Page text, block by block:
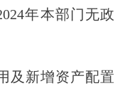
年本部门无政
及新增资产配置